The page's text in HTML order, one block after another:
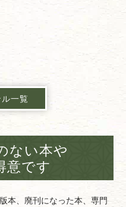
一覧
ない本や
意です
本、廃刊になった本、専門